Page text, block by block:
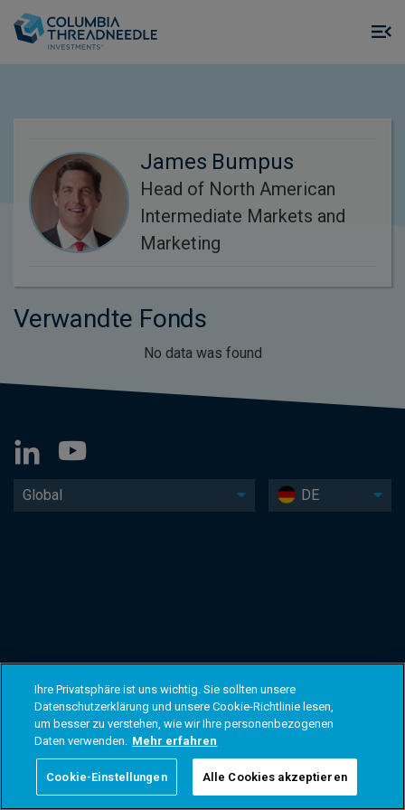
James Bumpus
Head of North American
Intermediate Markets and
Marketing
Verwandte Fonds
No data was found
Global DE
Ihre Privatsphäre ist uns wichtig. Sie sollten unsere
Datenschutzerklärung und unsere Cookie-Richtlinie lesen,
um besser zu verstehen, wie wir Ihre personenbezogenen
Daten verwenden. Mehr erfahren
Cookie-Einstellungen Alle Cookies akzeptieren